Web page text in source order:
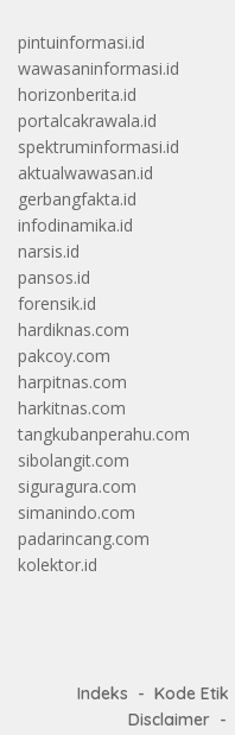
pintuinformasi.id
wawasaninformasi.id
horizonberita.id
portalcakrawala.id
spektruminformasi.id
aktualwawasan.id
gerbangfakta.id
infodinamika.id
narsis.id
pansos.id
forensik.id
hardiknas.com
pakcoy.com
harpitnas.com
harkitnas.com
tangkubanperahu.com
sibolangit.com
siguragura.com
simanindo.com
padarincang.com
kolektor.id
Indeks Kode Etik
Disclaimer